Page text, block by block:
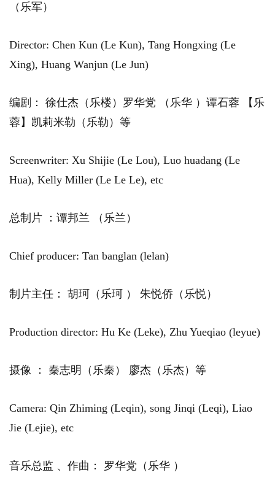
（乐军）
Director: Chen Kun (Le Kun), Tang Hongxing (Le
Xing), Huang Wanjun (Le Jun)
编剧： 徐仕杰（乐楼）罗华党 （乐华 ）谭石蓉 【乐
蓉】凯莉米勒（乐勒）等
Screenwriter: Xu Shijie (Le Lou), Luo huadang (Le
Hua), Kelly Miller (Le Le Le), etc
总制片 ：谭邦兰 （乐兰）
Chief producer: Tan banglan (lelan)
制片主任： 胡珂（乐珂 ） 朱悦侨（乐悦）
Production director: Hu Ke (Leke), Zhu Yueqiao (leyue)
摄像 ： 秦志明（乐秦） 廖杰（乐杰）等
Camera: Qin Zhiming (Leqin), song Jinqi (Leqi), Liao
Jie (Lejie), etc
音乐总监 、作曲： 罗华党（乐华 ）